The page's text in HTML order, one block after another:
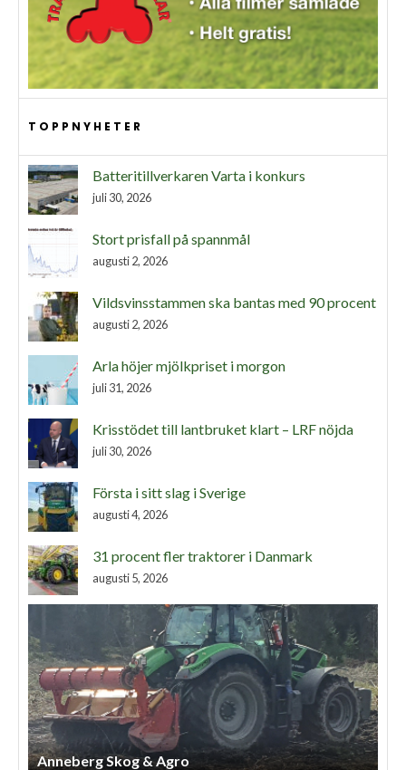
TOPPNYHETER
Batteritillverkaren Varta i konkurs
juli 30, 2026
Stort prisfall på spannmål
augusti 2, 2026
Vildsvinsstammen ska bantas med 90 procent
augusti 2, 2026
Arla höjer mjölkpriset i morgon
juli 31, 2026
Krisstödet till lantbruket klart – LRF nöjda
juli 30, 2026
Första i sitt slag i Sverige
augusti 4, 2026
31 procent fler traktorer i Danmark
augusti 5, 2026
Ss Lantbruksentreprenad AB